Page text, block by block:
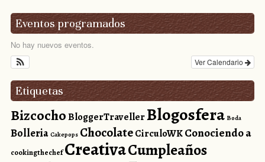
Eventos programados
No hay nuevos eventos.
Ver Calendario
Etiquetas
BizcochoBloggerTravellerBlogosfera Boda
Bolleria Cakepops ChocolateCirculoWKConociendo a
cookingthechef CreativaCumpleaños